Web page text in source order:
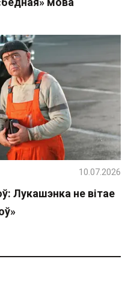
Лукашэнка не вітае
10.07.2026